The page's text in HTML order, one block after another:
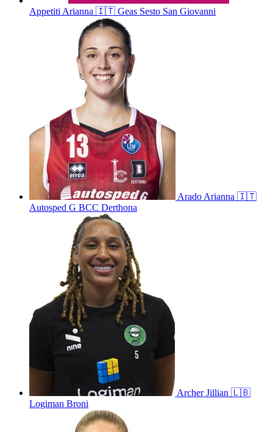
AppetitiArianna 🇮🇹 Geas Sesto San Giovanni
AradoArianna 🇮🇹
Autosped G BCC Derthona
ArcherJillian 🇱🇧
Logiman Broni